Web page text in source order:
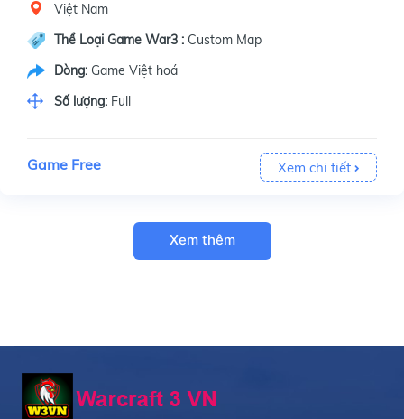
Việt Nam
Thể Loại Game War3 : Custom Map
Dòng: Game Việt hoá
Số lượng: Full
Game Free Xem chi tiết
Xem thêm